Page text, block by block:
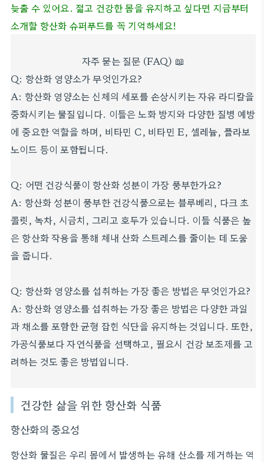
늦출 수 있어요. 젊고 건강한 몸을 유지하고 싶다면 지금부터
소개할 항산화 슈퍼푸드를 꼭 기억하세요!
자주 묻는 질문 (FAQ) 📖
Q: 항산화 영양소가 무엇인가요?
A: 항산화 영양소는 신체의 세포를 손상시키는 자유 라디칼을
중화시키는 물질입니다. 이들은 노화 방지와 다양한 질병 예방
에 중요한 역할을 하며, 비타민 C, 비타민 E, 셀레늄, 플라보
노이드 등이 포함됩니다.
Q: 어떤 건강식품이 항산화 성분이 가장 풍부한가요?
A: 항산화 성분이 풍부한 건강식품으로는 블루베리, 다크 초
콜릿, 녹차, 시금치, 그리고 호두가 있습니다. 이들 식품은 높
은 항산화 작용을 통해 체내 산화 스트레스를 줄이는 데 도움
을 줍니다.
Q: 항산화 영양소를 섭취하는 가장 좋은 방법은 무엇인가요?
A: 항산화 영양소를 섭취하는 가장 좋은 방법은 다양한 과일
과 채소를 포함한 균형 잡힌 식단을 유지하는 것입니다. 또한,
가공식품보다 자연식품을 선택하고, 필요시 건강 보조제를 고
려하는 것도 좋은 방법입니다.
건강한 삶을 위한 항산화 식품
항산화의 중요성
항산화 물질은 우리 몸에서 발생하는 유해 산소를 제거하는 역